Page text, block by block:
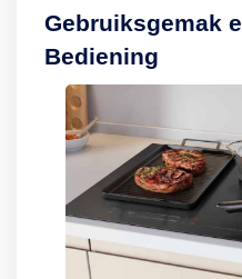
Gebruiksgemak
Bediening